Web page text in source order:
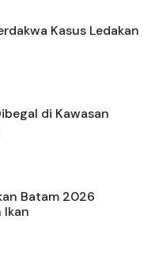
Kasus Ledakan
di Kawasan
Batam 2026
Ikan